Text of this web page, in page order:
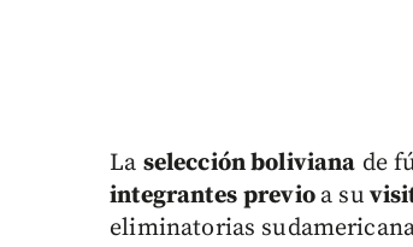
La selección boliviana de
integrantes previo a su
eliminatorias